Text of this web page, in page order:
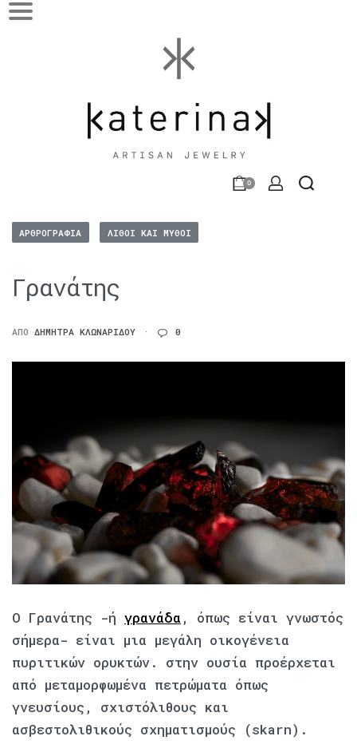
0
ΑΡΘΡΟΓΡΑΦΊΑ ΛΊΘΟΙ ΚΑΙ ΜΎΘΟΙ
Γρανάτης
ΑΠΌ ΔΉΜΗΤΡΑ ΚΛΩΝΑΡΊΔΟΥ 0
Ο Γρανάτης -ή γρανάδα, όπως είναι γνωστός
σήμερα- είναι μια μεγάλη οικογένεια
πυριτικών ορυκτών. στην ουσία προέρχεται
από μεταμορφωμένα πετρώματα όπως
γνευσίους, σχιστόλιθους και
ασβεστολιθικούς σχηματισμούς (skarn).